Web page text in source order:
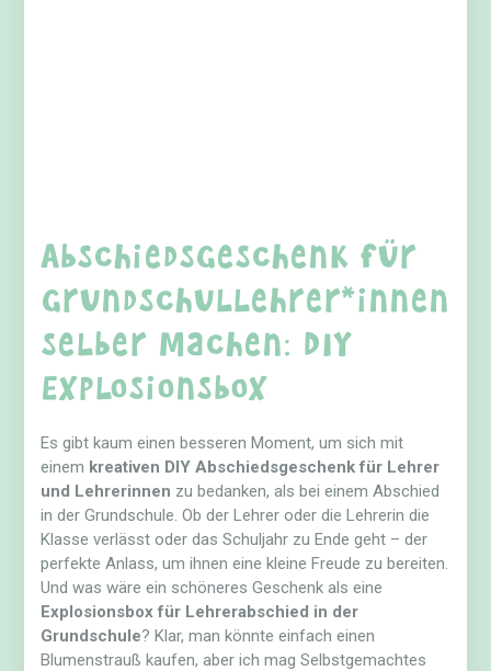
Abschiedsgeschenk für
Grundschullehrer*innen
selber machen: DIY
Explosionsbox
Es gibt kaum einen besseren Moment, um sich mit
einem kreativen DIY Abschiedsgeschenk für Lehrer
und Lehrerinnen zu bedanken, als bei einem Abschied
in der Grundschule. Ob der Lehrer oder die Lehrerin die
Klasse verlässt oder das Schuljahr zu Ende geht – der
perfekte Anlass, um ihnen eine kleine Freude zu bereiten.
Und was wäre ein schöneres Geschenk als eine
Explosionsbox für Lehrerabschied in der
Grundschule? Klar, man könnte einfach einen
Blumenstrauß kaufen, aber ich mag Selbstgemachtes